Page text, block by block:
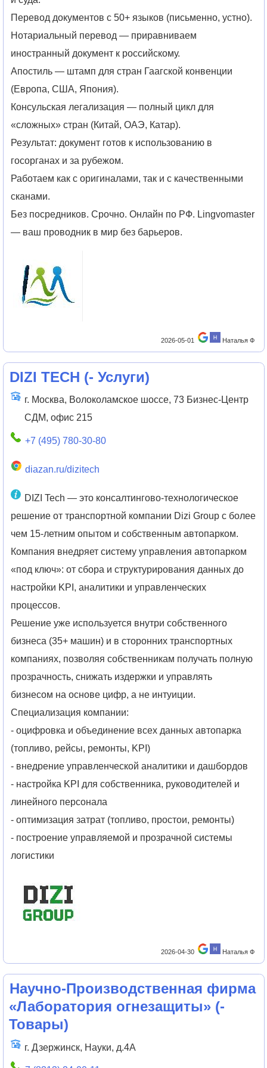
Перевод документов с 50+ языков (письменно, устно).
Нотариальный перевод — приравниваем
иностранный документ к российскому.
Апостиль — штамп для стран Гаагской конвенции
(Европа, США, Япония).
Консульская легализация — полный цикл для
«сложных» стран (Китай, ОАЭ, Катар).
Результат: документ готов к использованию в
госорганах и за рубежом.
Работаем как с оригиналами, так и с качественными
сканами.
Без посредников. Срочно. Онлайн по РФ. Lingvomaster
— ваш проводник в мир без барьеров.
2026-05-01 Наталья Ф
DIZI TECH (- Услуги)
г. Москва, Волоколамское шоссе, 73 Бизнес-Центр
СДМ, офис 215
+7 (495) 780-30-80
diazan.ru/dizitech
DIZI Tech — это консалтингово-технологическое
решение от транспортной компании Dizi Group с более
чем 15-летним опытом и собственным автопарком.
Компания внедряет систему управления автопарком
«под ключ»: от сбора и структурирования данных до
настройки KPI, аналитики и управленческих
процессов.
Решение уже используется внутри собственного
бизнеса (35+ машин) и в сторонних транспортных
компаниях, позволяя собственникам получать полную
прозрачность, снижать издержки и управлять
бизнесом на основе цифр, а не интуиции.
Специализация компании:
- оцифровка и объединение всех данных автопарка
(топливо, рейсы, ремонты, KPI)
- внедрение управленческой аналитики и дашбордов
- настройка KPI для собственника, руководителей и
линейного персонала
- оптимизация затрат (топливо, простои, ремонты)
- построение управляемой и прозрачной системы
логистики
2026-04-30 Наталья Ф
Научно-Производственная фирма
«Лаборатория огнезащиты»(-
Товары)
г. Дзержинск, Науки, д.4А